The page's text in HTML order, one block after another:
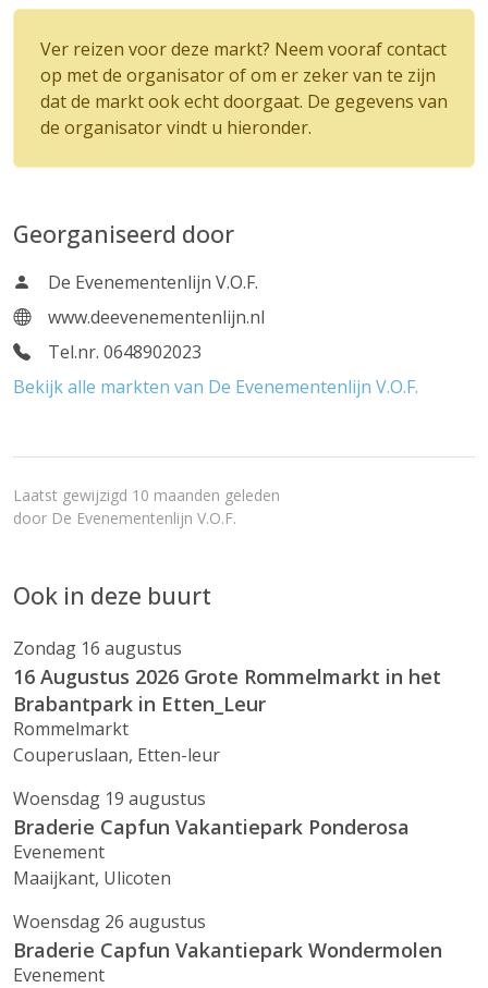
Ver reizen voor deze markt? Neem vooraf contact
op met de organisator of om er zeker van te zijn
dat de markt ook echt doorgaat. De gegevens van
de organisator vindt u hieronder.
Georganiseerd door
De Evenementenlijn V.O.F.
www.deevenementenlijn.nl
Tel.nr. 0648902023
Bekijk alle markten van De Evenementenlijn V.O.F.
Laatst gewijzigd 10 maanden geleden
door De Evenementenlijn V.O.F.
Ook in deze buurt
Zondag 16 augustus
16 Augustus 2026 Grote Rommelmarkt in het
Brabantpark in Etten_Leur
Rommelmarkt
Couperuslaan, Etten-leur
Woensdag 19 augustus
Braderie Capfun Vakantiepark Ponderosa
Evenement
Maaijkant, Ulicoten
Woensdag 26 augustus
Braderie Capfun Vakantiepark Wondermolen
Evenement